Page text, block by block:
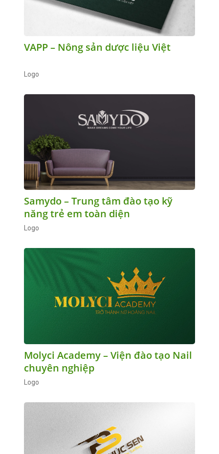
VAPP – Nông sản dược liệu Việt
Logo
Samydo – Trung tâm đào tạo kỹ
năng trẻ em toàn diện
Logo
Molyci Academy – Viện đào tạo Nail
chuyên nghiệp
Logo